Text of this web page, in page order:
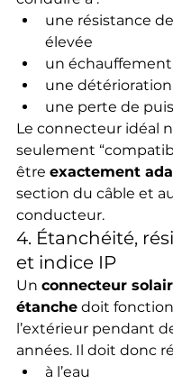
une résistance
élevée
un échauffement
une
une perte de
Le connecteur idéal
seulement
être exactement
section du câble et
conducteur.
4. Étanchéité,
et indice IP
Un connecteur
étanche doit
l’extérieur pendant
années. Il doit donc
à l’eau